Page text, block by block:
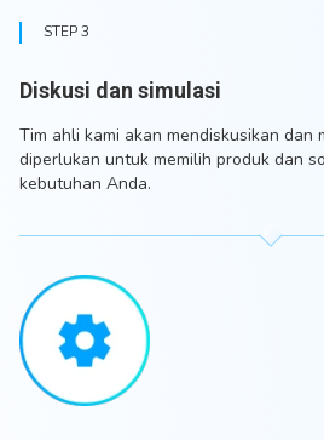
STEP 3
Diskusi dan simulasi
Tim ahli kami akan mendiskusikan dan
diperlukan untuk memilih produk dan
kebutuhan Anda.